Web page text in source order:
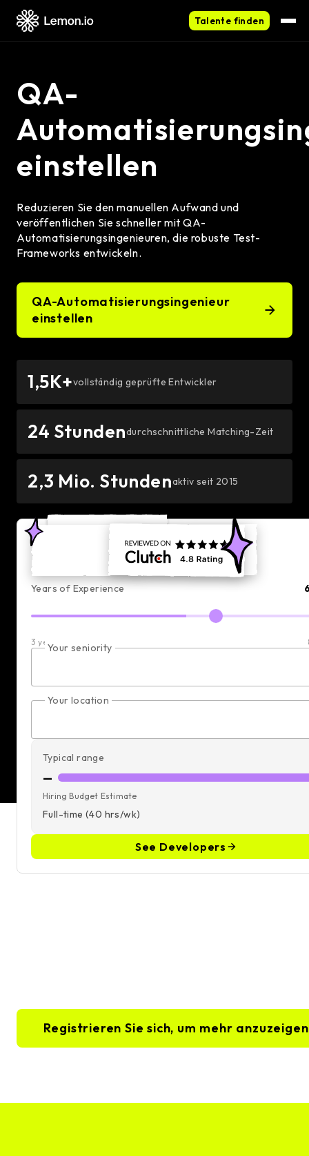
Talente finden
QA-
einstellen
Reduzieren Sie den manuellen Aufwand und
veröffentlichen Sie schneller mit QA-
Automatisierungsingenieuren, die robuste Test-
Frameworks entwickeln.
QA-Automatisierungsingenieur
einstellen
1,5K+vollständig geprüfte Entwickler
24 Stundendurchschnittliche Matching-Zeit
2,3 Mio. Stundenaktiv seit 2015
Registrieren Sie sich, um mehr
Trustpilot
Average Hourly Rate
—
Years of Experience
3 yearsYour seniority
Your location
Typical range
—
Hiring Budget Estimate
Full-time (40 hrs/wk)
See Developers